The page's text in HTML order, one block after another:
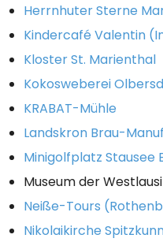
Herrnhuter Sterne
Kindercafé Valentin
Kloster St. Marienthal
Kokosweberei
KRABAT-Mühle
Landskron Brau-
Minigolfplatz Stausee
Museum der
Neiße-Tours
Nikolaikirche